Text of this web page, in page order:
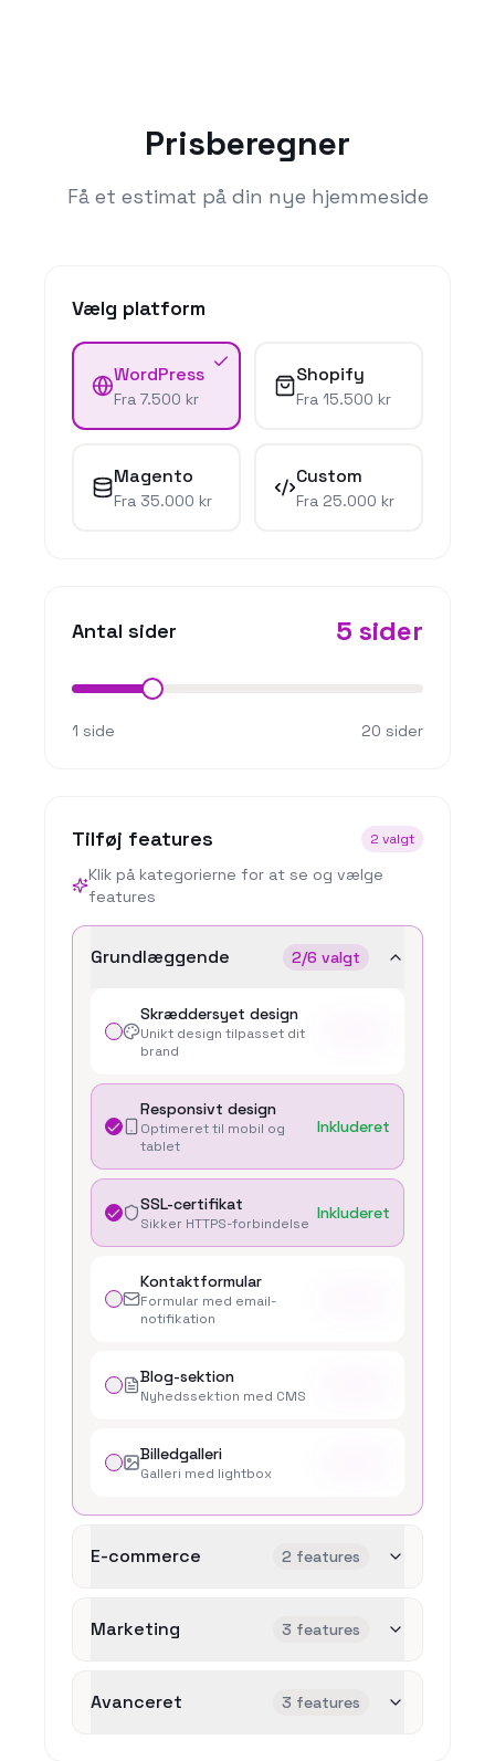
Prisberegner
Få et estimat på din nye hjemmeside
Vælg platform
WordPress
Fra 7.500 kr
Shopify
Fra 15.500 kr
Magento
Fra 35.000 kr
Custom
Fra 25.000 kr
Antal sider 5 sider
1 side 20 sider
Tilføj features 2 valgt
Klik på kategorierne for at se og vælge
features
Grundlæggende 2/6 valgt
Skræddersyet design
Unikt design tilpasset dit
brand
Responsivt design
Optimeret til mobil og
tablet
Inkluderet
SSL-certifikat
Sikker HTTPS-forbindelse
Inkluderet
Kontaktformular
Formular med email-
notifikation
Blog-sektion
Nyhedssektion med CMS
Billedgalleri
Galleri med lightbox
E-commerce 2 features
Marketing 3 features
Avanceret 3 features